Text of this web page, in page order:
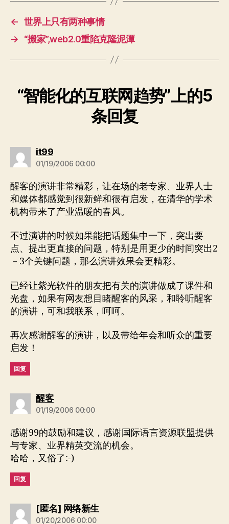
← 世界上只有两种事情
→
“搬家”,web2.0重陷克隆泥潭
“智能化的互联网趋势”上的5
条回复
it99说：
01/19/2006 00:00
醒客的演讲非常精彩，让在场的老专家、业界人士
和媒体都感觉到很新鲜和很有启发，在清华的学术
机构带来了产业温暖的春风。
不过演讲的时候如果能把话题集中一下，突出要
点、提出更直接的问题，特别是用更少的时间突出2
－3个关键问题，那么演讲效果会更精彩。
已经让紫光软件的朋友把有关的演讲做成了课件和
光盘，如果有网友想目睹醒客的风采，和聆听醒客
的演讲，可和我联系，呵呵。
再次感谢醒客的演讲，以及带给年会和听众的重要
启发！
回复
醒客说：
01/19/2006 00:00
感谢99的鼓励和建议，感谢国际语言资源联盟提供
与专家、业界精英交流的机会。
哈哈，又俗了:-)
回复
[匿名] 网络新生说：
01/20/2006 00:00